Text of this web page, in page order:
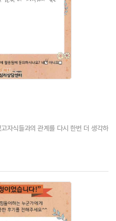
자식들과의 관계를 다시 한번 더 생각하